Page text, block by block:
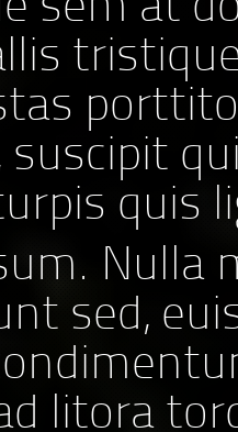
suscipit
quis
Nulla
sed,
litora